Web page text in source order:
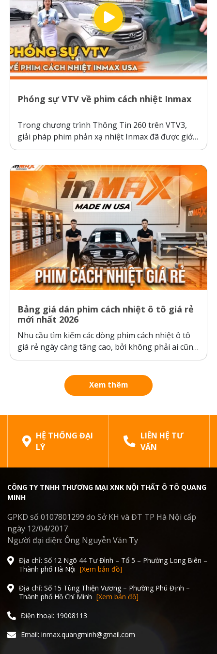
Phóng sự VTV về phim cách nhiệt Inmax
Trong chương trình Thông Tin 260 trên VTV3,
giải pháp phim phản xạ nhiệt Inmax đã được giới
thiệu như một bước tiến công nghệ giúp bảo vệ ô
nóng gay gắt. Thực tế kiểm nghiệm cho thấy, ô...
Bảng giá dán phim cách nhiệt ô tô giá rẻ
mới nhất 2026
Nhu cầu tìm kiếm các dòng phim cách nhiệt ô tô
giá rẻ ngày càng tăng cao, bởi không phải ai cũng
sẵn sàng bỏ ra hàng chục triệu đồng cho một gói
hãng” và “hàng giả, hàng nhái”...
Xem thêm
HỆ THỐNG ĐẠI
LÝ
LIÊN HỆ TƯ
VẤN
CÔNG TY TNHH THƯƠNG MẠI XNK NỘI THẤT Ô TÔ QUANG
MINH
GPKD số 0107801299 do Sở KH và ĐT TP Hà Nội cấp
ngày 12/04/2017
Người đại diện: Ông Nguyễn Văn Ty
Địa chỉ: Số 12 Ngõ 44 Tư Đình – Tổ 5 – Phường Long Biên –
Thành phố Hà Nội [Xem bản đồ]
Địa chỉ: Số 15 Tùng Thiện Vương – Phường Phú Định –
Thành phố Hồ Chí Minh [Xem bản đồ]
Điện thoại: 19008113
Email: inmax.quangminh@gmail.com